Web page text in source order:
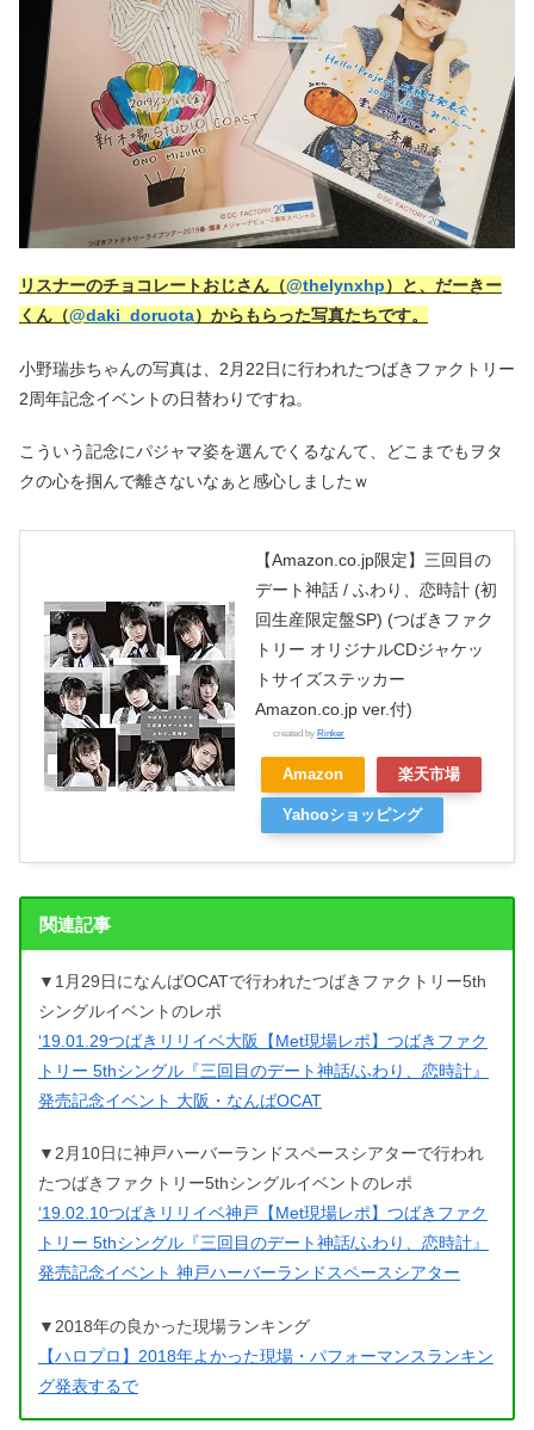
リスナーのチョコレートおじさん（@thelynxhp）と、だーきー
くん（@daki_doruota）からもらった写真たちです。
小野瑞歩ちゃんの写真は、2月22日に行われたつばきファクトリー
2周年記念イベントの日替わりですね。
こういう記念にパジャマ姿を選んでくるなんて、どこまでもヲタ
クの心を掴んで離さないなぁと感心しましたｗ
【Amazon.co.jp限定】三回目の
デート神話 / ふわり、恋時計 (初
回生産限定盤SP) (つばきファク
トリー オリジナルCDジャケッ
トサイズステッカー
Amazon.co.jp ver.付)
created by Rinker
Amazon 楽天市場
Yahooショッピング
関連記事
▼1月29日になんばOCATで行われたつばきファクトリー5th
シングルイベントのレポ
‘19.01.29つばきリリイベ大阪【Met現場レポ】つばきファク
トリー 5thシングル『三回目のデート神話/ふわり、恋時計』
発売記念イベント 大阪・なんばOCAT
▼2月10日に神戸ハーバーランドスペースシアターで行われ
たつばきファクトリー5thシングルイベントのレポ
‘19.02.10つばきリリイベ神戸【Met現場レポ】つばきファク
トリー 5thシングル『三回目のデート神話/ふわり、恋時計』
発売記念イベント 神戸ハーバーランドスペースシアター
▼2018年の良かった現場ランキング
【ハロプロ】2018年よかった現場・パフォーマンスランキン
グ発表するで